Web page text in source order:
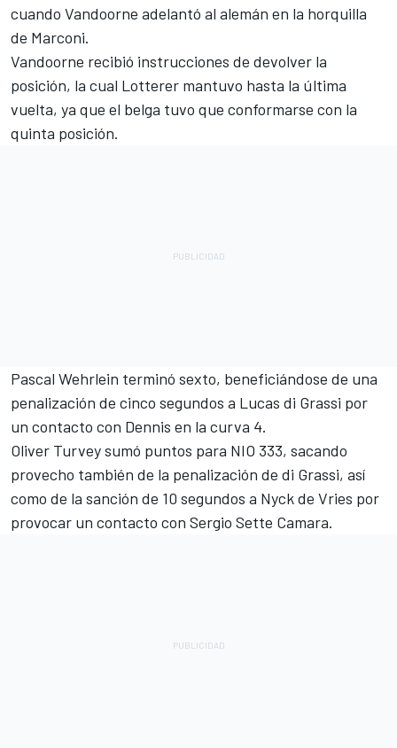
cuando Vandoorne adelantó al alemán en la horquilla
de Marconi.
Vandoorne recibió instrucciones de devolver la
posición, la cual Lotterer mantuvo hasta la última
vuelta, ya que el belga tuvo que conformarse con la
quinta posición.
Pascal Wehrlein terminó sexto, beneficiándose de una
penalización de cinco segundos a Lucas di Grassi por
un contacto con Dennis en la curva 4.
Oliver Turveysumó puntos para NIO 333, sacando
provecho también de la penalización de di Grassi, así
como de la sanción de 10 segundos a Nyck de Vries por
provocar un contacto con Sergio Sette Camara.